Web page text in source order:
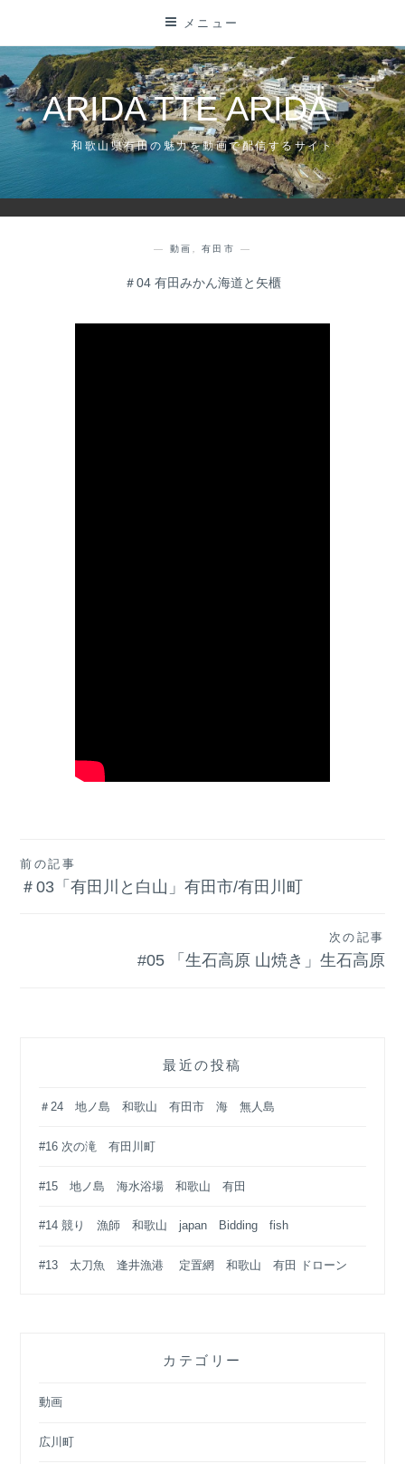
テ
ン
ツ
キ
メニュー
ARIDA TTE ARIDA
和歌山県有田の魅力を動画で配信するサイト
— 動画 有田市 —
＃04 有田みかん海道と矢櫃
投
稿
ョ
前の記事
＃03「有田川と白山」有田市/有田川町
次の記事
#05 「生石高原 山焼き」生石高原
最近の投稿
＃24 地ノ島 和歌山 有田市 海 無人島
#16 次の滝 有田川町
#15 地ノ島 海水浴場 和歌山 有田
#14 競り 漁師 和歌山 japan Bidding fish
#13 太刀魚 逢井漁港 定置網 和歌山 有田 ドローン
カテゴリー
動画
広川町